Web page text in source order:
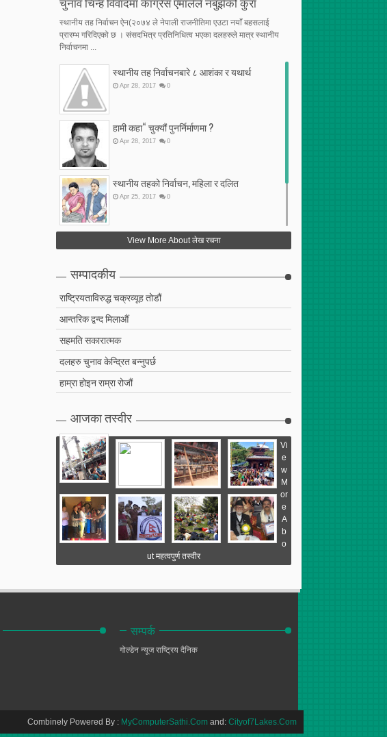
स्थानीय तह निर्वाचन ऐन(२०७४ ले नेपाली राजनीतिमा एउटा नयाँ बहसलाई
प्रारम्भ गरिदिएको छ । संसदभित्र प्रतिनिधित्व भएका दलहरुले मात्र स्थानीय
निर्वाचनमा ...
स्थानीय तह निर्वाचनबारे ८ आशंका र यथार्थ
Apr 28 2017 0
हामी कहा“ चुक्यौं पुनर्निर्माणमा ?
Apr 28 2017 0
स्थानीय तहको निर्वाचन, महिला र दलित
Apr 25 2017 0
फेरि अर्को गलत सहमति
View More About लेख रचना
सम्पादकीय
राष्ट्रियताविरुद्ध चक्रव्यूह तोडौं
आन्तरिक द्वन्द मिलाऔं
सहमति सकारात्मक
दलहरु चुनाव केन्द्रित बन्नुपर्छ
हाम्रा होइन राम्रा रोजौं
आजका तस्वीर
Vi
e
w
M
or
e
A
b
o
ut महत्वपुर्ण तस्वीर
सम्पर्क
गोल्डेन न्यूजराष्ट्रिय दैनिक
Combinely Powered By : MyComputerSathi.Com and: Cityof7Lakes.Com